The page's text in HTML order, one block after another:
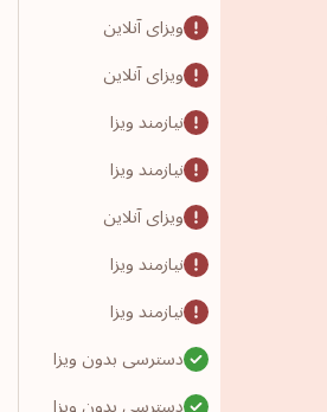
ویزای آنلاین
ویزای آنلاین
نیازمند ویزا
نیازمند ویزا
ویزای آنلاین
نیازمند ویزا
نیازمند ویزا
دسترسی بدون ویزا